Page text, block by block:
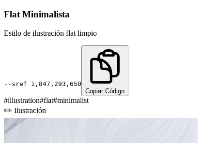
Flat Minimalista
Estilo de ilustración flat limpio
--sref 1,847,293,650
Copiar Código
#illustration#flat#minimalist
✏️ Ilustración